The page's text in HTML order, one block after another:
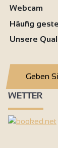
Webcam
Häufig
Unsere
Geben
WETTER